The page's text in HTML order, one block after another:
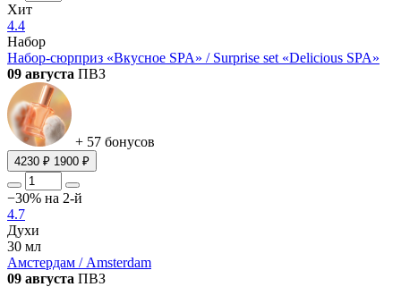
Хит
4.4
Набор
Набор-сюрприз «Вкусное SPA» / Surprise set «Delicious SPA»
09 августа ПВЗ
+ 57 бонусов
4230 ₽ 1900 ₽
−30% на 2-й
4.7
Духи
30 мл
Амстердам / Amsterdam
09 августа ПВЗ